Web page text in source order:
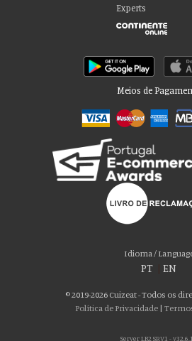
Experts
Meios de
Idioma /
PT EN
© 2019-2026 Cuizeat - Todos os
Política de Privacidade |
Server LB2 SRV1 -
Por favor aceite as nossas
Usamos cookies para personalizar conteúdo e
de mídia social e analisar nosso tráfego.
social, publicidade e análise, que podem
que você forneceu a eles ou que coletaram do